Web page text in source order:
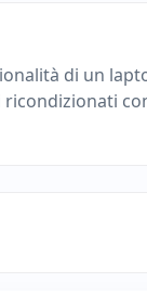
di un